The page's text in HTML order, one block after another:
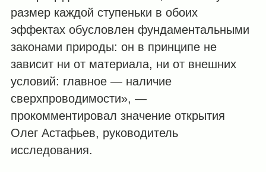
размер каждой ступеньки в обоих
эффектах обусловлен фундаментальными
законами природы: он в принципе не
зависит ни от материала, ни от внешних
условий: главное — наличие
сверхпроводимости», —
прокомментировал значение открытия
Олег Астафьев, руководитель
исследования.